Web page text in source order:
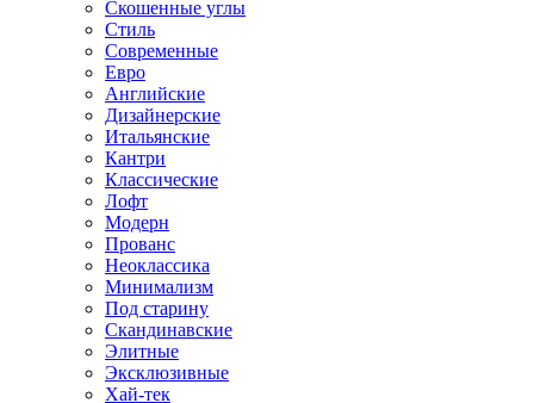
Скошенные углы
Стиль
Современные
Евро
Английские
Дизайнерские
Итальянские
Кантри
Классические
Лофт
Модерн
Прованс
Неоклассика
Минимализм
Под старину
Скандинавские
Элитные
Эксклюзивные
Хай-тек